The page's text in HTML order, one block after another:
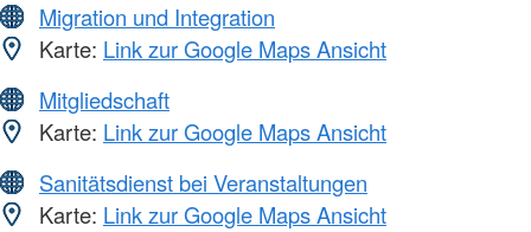
Migration und Integration
Karte: Link zur Google Maps Ansicht
Mitgliedschaft
Karte: Link zur Google Maps Ansicht
Sanitätsdienst bei Veranstaltungen
Karte: Link zur Google Maps Ansicht